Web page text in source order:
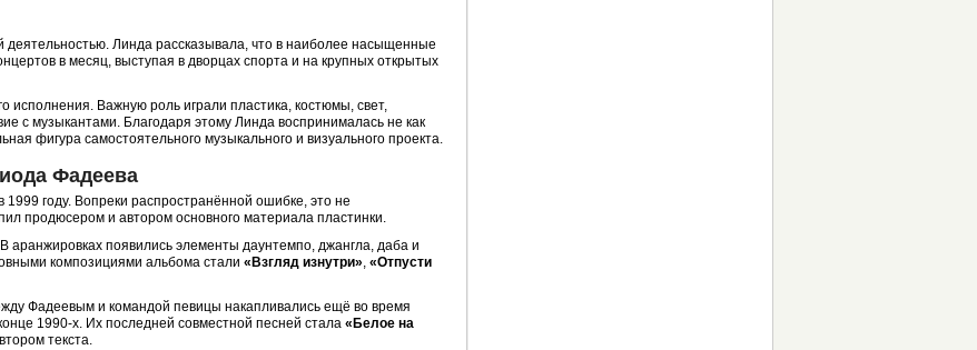
деятельностью. Линда рассказывала, что в наиболее насыщенные
в месяц, выступая в дворцах спорта и на крупных открытых
исполнения. Важную роль играли пластика, костюмы, свет,
с музыкантами. Благодаря этому Линда воспринималась не как
фигура самостоятельного музыкального и визуального проекта.
Фадеева
1999 году. Вопреки распространённой ошибке, это не
продюсером и автором основного материала пластинки.
аранжировках появились элементы даунтемпо, джангла, даба и
композициями альбома стали «Взгляд изнутри», «Отпусти
Фадеевым и командой певицы накапливались ещё во время
1990-х. Их последней совместной песней стала «Белое на
текста.